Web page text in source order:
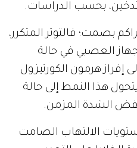
بصمت؛ فالتوتر المتكرر،
العصبي في حالة
إفراز هرمون الكورتيزول
هذا النمط إلى حالة
الشدة المزمن.
الالتهاب الصامت